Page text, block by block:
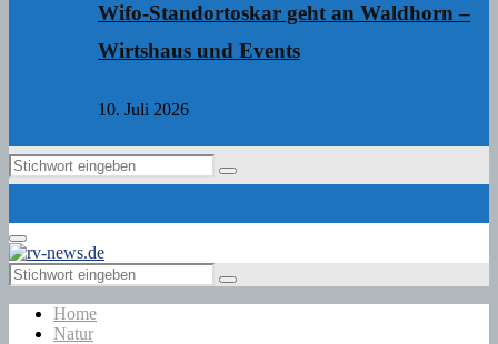
Wifo-Standortoskar geht an Waldhorn –
Wirtshaus und Events
10. Juli 2026
Search
Search
Primary
Menu
Search
for:
Search
Home
Natur